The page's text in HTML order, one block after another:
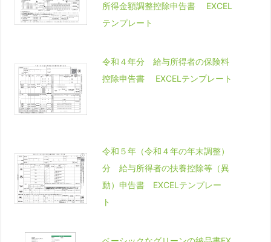
所得金額調整控除申告書 EXCEL
テンプレート
令和４年分 給与所得者の保険料
控除申告書 EXCELテンプレート
令和５年（令和４年の年末調整）
分 給与所得者の扶養控除等（異
動）申告書 EXCELテンプレー
ト